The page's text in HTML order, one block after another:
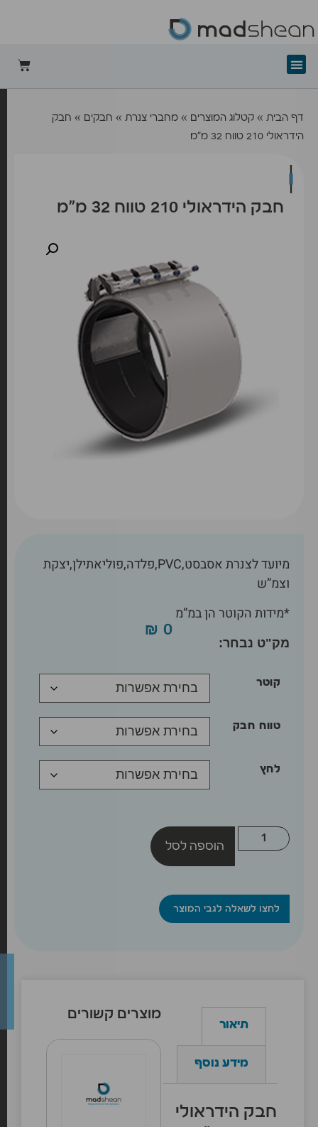
דף הבית » קטלוג המוצרים » מחברי צנרת » חבקים » חבק
הידראולי 210 טווח 32 מ”מ
חבק הידראולי 210 טווח 32 מ”מ
מיועד לצנרת אסבסט,PVC,פלדה,פוליאתילן,יצקת
וצמ”ש
*מידות הקוטר הן במ”מ
₪ 0
קוטר
טווח חבק
לחץ
הוספה לסל
לחצו לשאלה לגבי המוצר
תיאור
מידע נוסף
חבק הידראולי
מוצרים קשורים